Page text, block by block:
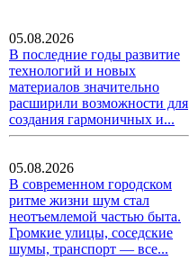
05.08.2026
В последние годы развитие
технологий и новых
материалов значительно
расширили возможности для
создания гармоничных и...
05.08.2026
В современном городском
ритме жизни шум стал
неотъемлемой частью быта.
Громкие улицы, соседские
шумы, транспорт — все...